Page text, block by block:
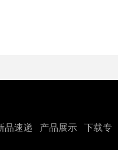
品速递 产品展示
下载专